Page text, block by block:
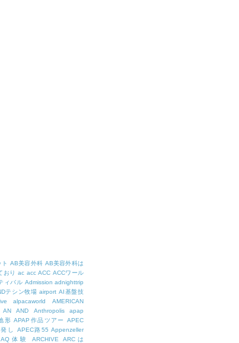
AB美容外科 AB美容外科は
おり ac acc ACC ACCワール
ィバル Admission adnighttrip
テシン牧場 airport AI基盤技
alpacaworld
AMERICAN
AN AND Anthropolis apap
形 APAP作品ツアー
APEC
し
APEC路55 Appenzeller
AQ体験 ARCHIVE
ARCは